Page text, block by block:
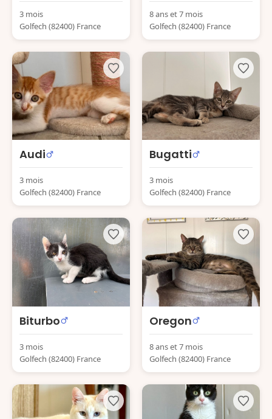
3 mois
Golfech (82400) France
8 ans et 7 mois
Golfech (82400) France
Audi
3 mois
Golfech (82400) France
Bugatti
3 mois
Golfech (82400) France
Biturbo
3 mois
Golfech (82400) France
Oregon
8 ans et 7 mois
Golfech (82400) France